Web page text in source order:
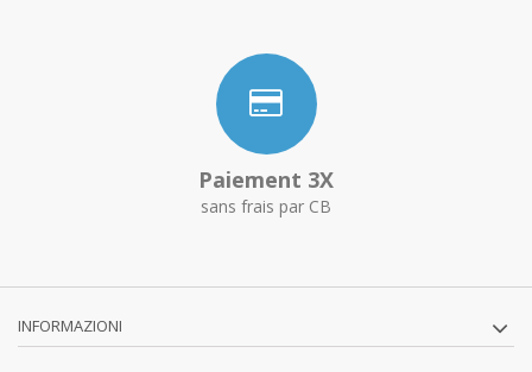
Paiement 3X
sans frais par CB
INFORMAZIONI